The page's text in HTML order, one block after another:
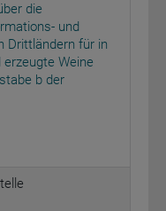
die
und
Drittländern für in
Weine
b der